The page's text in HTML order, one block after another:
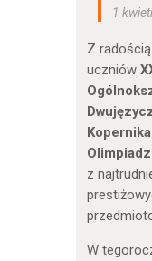
1
Z
uczniów
z
W